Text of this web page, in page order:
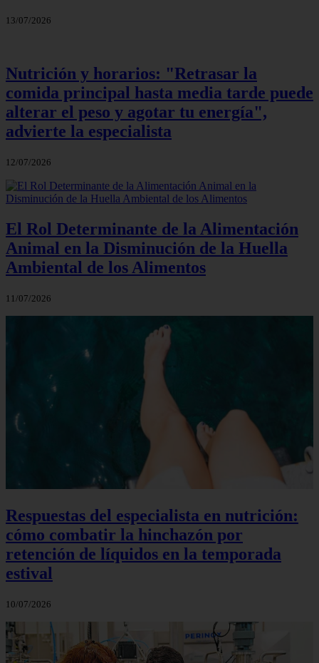
13/07/2026
Nutrición y horarios: "Retrasar la
comida principal hasta media tarde puede
alterar el peso y agotar tu energía",
advierte la especialista
12/07/2026
El Rol Determinante de la Alimentación
Animal en la Disminución de la Huella
Ambiental de los Alimentos
11/07/2026
Respuestas del especialista en nutrición:
cómo combatir la hinchazón por
retención de líquidos en la temporada
estival
10/07/2026